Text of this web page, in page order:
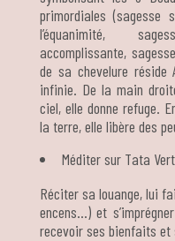
primordiales (sagesse
l’équanimité,
accomplissante,
de sa chevelure réside
infinie. De la main
ciel, elle donne refuge.
la terre, elle libère des
Méditer sur Tata
Réciter sa louange, lui
encens…) et
recevoir ses bienfaits et